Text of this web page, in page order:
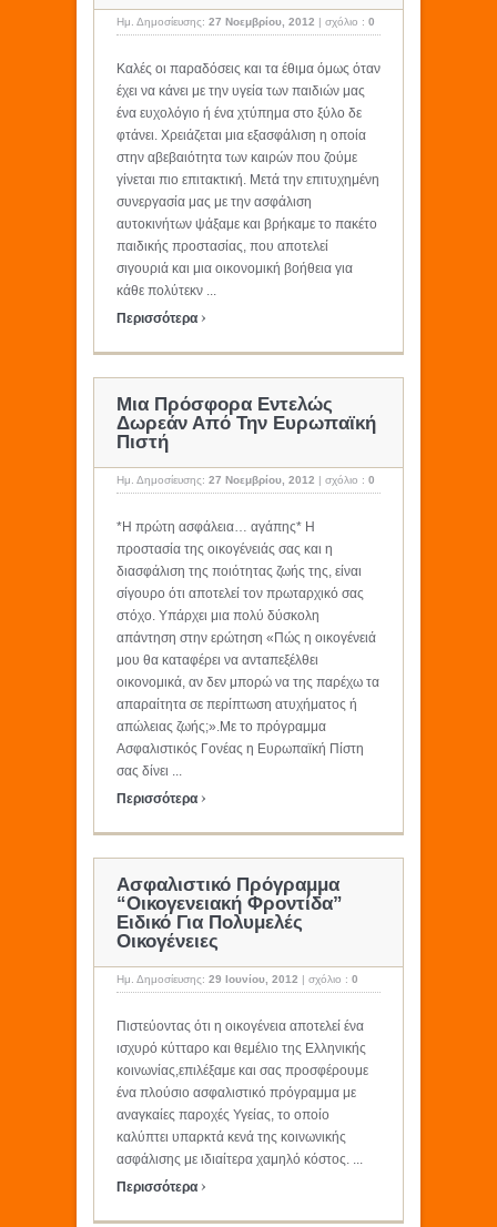
Ημ. Δημοσίευσης: 27 Νοεμβρίου, 2012 | σχόλιο : 0
Καλές οι παραδόσεις και τα έθιμα όμως όταν
έχει να κάνει με την υγεία των παιδιών μας
ένα ευχολόγιο ή ένα χτύπημα στο ξύλο δε
φτάνει. Χρειάζεται μια εξασφάλιση η οποία
στην αβεβαιότητα των καιρών που ζούμε
γίνεται πιο επιτακτική. Μετά την επιτυχημένη
συνεργασία μας με την ασφάλιση
αυτοκινήτων ψάξαμε και βρήκαμε το πακέτο
παιδικής προστασίας, που αποτελεί
σιγουριά και μια οικονομική βοήθεια για
κάθε πολύτεκν ...
Περισσότερα ›
Μια Πρόσφορα Εντελώς
Δωρεάν Από Την Ευρωπαϊκή
Πιστή
Ημ. Δημοσίευσης: 27 Νοεμβρίου, 2012 | σχόλιο : 0
*Η πρώτη ασφάλεια… αγάπης* Η
προστασία της οικογένειάς σας και η
διασφάλιση της ποιότητας ζωής της, είναι
σίγουρο ότι αποτελεί τον πρωταρχικό σας
στόχο. Υπάρχει μια πολύ δύσκολη
απάντηση στην ερώτηση «Πώς η οικογένειά
μου θα καταφέρει να ανταπεξέλθει
οικονομικά, αν δεν μπορώ να της παρέχω τα
απαραίτητα σε περίπτωση ατυχήματος ή
απώλειας ζωής;».Με το πρόγραμμα
Ασφαλιστικός Γονέας η Ευρωπαϊκή Πίστη
σας δίνει ...
Περισσότερα ›
Ασφαλιστικό Πρόγραμμα
“Οικογενειακή Φροντίδα”
Ειδικό Για Πολυμελές
Οικογένειες
Ημ. Δημοσίευσης: 29 Ιουνίου, 2012 | σχόλιο : 0
Πιστεύοντας ότι η οικογένεια αποτελεί ένα
ισχυρό κύτταρο και θεμέλιο της Ελληνικής
κοινωνίας,επιλέξαμε και σας προσφέρουμε
ένα πλούσιο ασφαλιστικό πρόγραμμα με
αναγκαίες παροχές Υγείας, το οποίο
καλύπτει υπαρκτά κενά της κοινωνικής
ασφάλισης με ιδιαίτερα χαμηλό κόστος. ...
Περισσότερα ›